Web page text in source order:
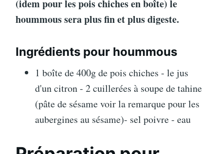
(idem pour les pois chiches en boîte) le
hoummous sera plus fin et plus digeste.
Ingrédients pour hoummous
1 boîte de 400g de pois chiches - le jus
d'un citron - 2 cuillerées à soupe de tahine
(pâte de sésame voir la remarque pour les
aubergines au sésame)- sel poivre - eau